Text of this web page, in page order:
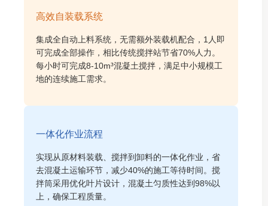
高效自装载系统
集成全自动上料系统，无需额外装载机配合，1人即
可完成全部操作，相比传统搅拌站节省70%人力。
每小时可完成8-10m³混凝土搅拌，满足中小规模工
地的连续施工需求。
一体化作业流程
实现从原材料装载、搅拌到卸料的一体化作业，省
去混凝土运输环节，减少40%的施工等待时间。搅
拌筒采用优化叶片设计，混凝土匀质性达到98%以
上，确保工程质量。